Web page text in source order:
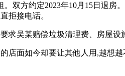
双方约定2023年10月15日退
拒接电话。
求吴某赔偿垃圾清理费、房屋设
店面如今却要让其他人用,越想